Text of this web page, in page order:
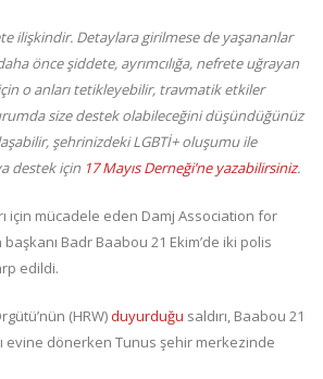
ilişkindir. Detaylara girilmese de yaşananlar
önce şiddete, ayrımcılığa, nefrete uğrayan
o anları tetikleyebilir, travmatik etkiler
size destek olabileceğini düşündüğünüz
şehrinizdeki LGBTİ+ oluşumu ile
destek için 17 Mayıs Derneği’ne yazabilirsiniz.
için mücadele eden Damj Association for
başkanı Badr Baabou 21 Ekim’de iki polis
edildi.
(HRW)duyurduğu saldırı, Baabou 21
evine dönerken Tunus şehir merkezinde